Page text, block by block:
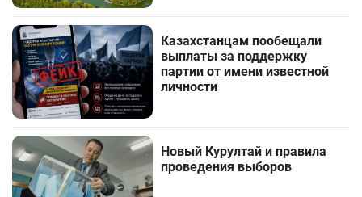
Казахстанцам пообещали
выплаты за поддержку
партии от имени известной
личности
Новый Курултай и правила
проведения выборов